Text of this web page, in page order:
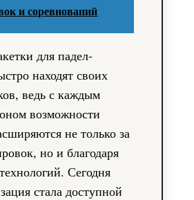
и соревнований
для падел-
находят своих
ведь с каждым
возможности
не только за
но и благодаря
Сегодня
стала доступной